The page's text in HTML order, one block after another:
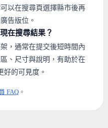
以在搜尋頁選擇縣市後再
告版位。
在搜尋結果？
，通常在提交後短時間內
、尺寸與說明，有助於在
好的可見度。
FAQ 。